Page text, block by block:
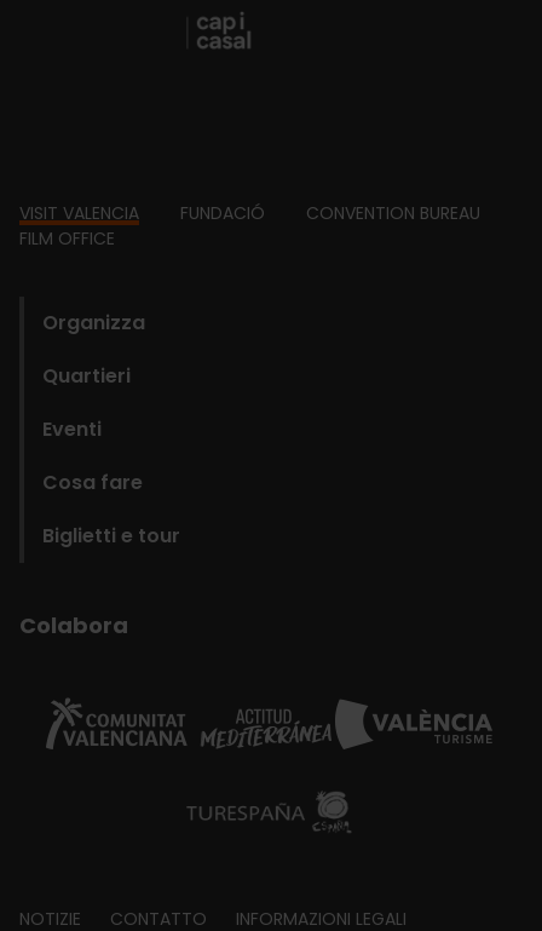
Footer
VISIT VALENCIA FUNDACIÓ
CONVENTION BUREAU
FILM OFFICE
Organizza
Quartieri
Eventi
Cosa fare
Biglietti e tour
Colabora
NOTIZIE CONTATTO INFORMAZIONI LEGALI